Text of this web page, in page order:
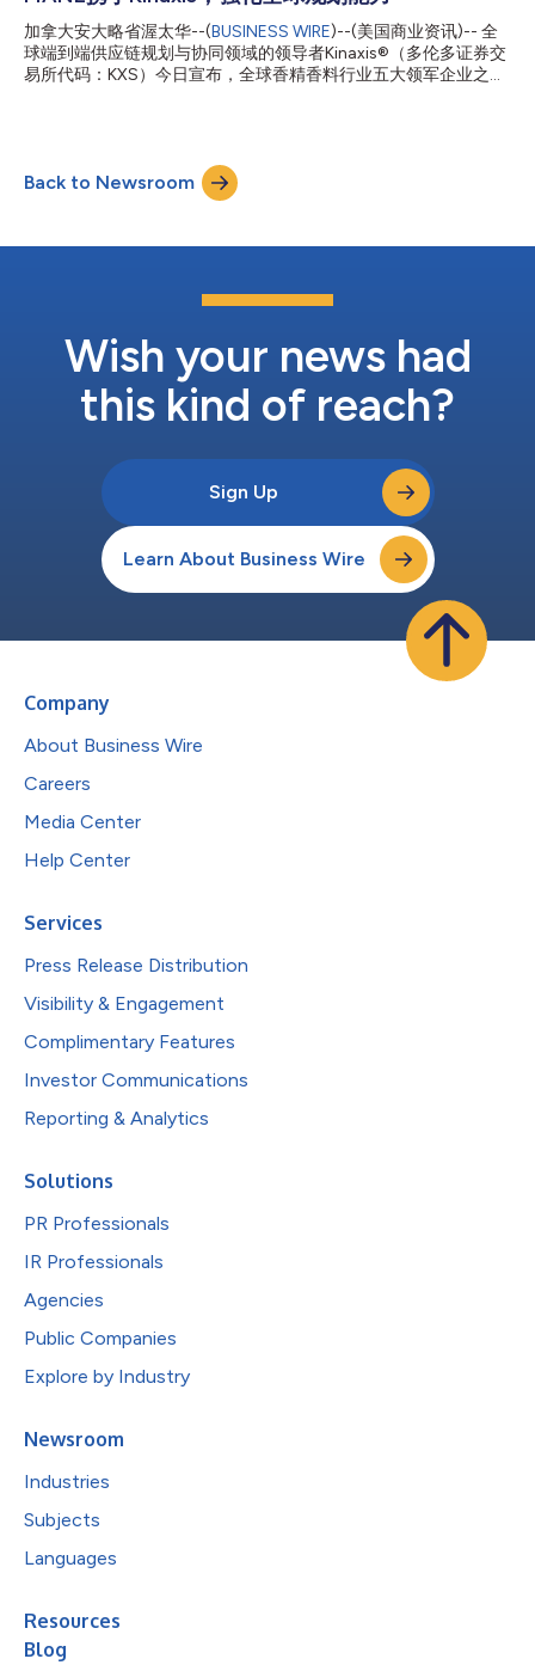
https://events.q4inc.com/attendee/854228135 （有效期为三个
月） 关于Kinaxis Kinaxis是现代供应链协调领域的领导者，为复杂
的全球供应链提供动力，并为管理供应链的人员提供支持。我们强
加拿大安大略省渥太华--(BUSINESS WIRE)--(美国商业资讯)-- 全
球端到端供应链规划与协同领域的领导者Kinaxis®（多伦多证券交
易所代码：KXS）今日宣布，全球香精香料行业五大领军企业之一
服务于国际市场客户。公司以创新能力、技术专长以及对可持续发
展的坚定承诺而著称。为支持持续增长，并应对全球运营复杂性不
断提升的挑战，MANE正投资打造更加互联、端到端的规划能力。
Maestro™平台。该平台凭借经实践验证的能力，能够以更高的速
营。不同于依赖静态数据和线性流程的传统系统，Maestro可帮助
团队即时洞察变化带来的影响，实时开展情景模拟，并更快速地作
Quinn表示：“Kinaxis提供了我们在加...
Back to Newsroom
Wish your news had
this kind of reach?
Sign Up
Learn About Business Wire
Company
About Business Wire
Careers
Media Center
Help Center
Services
Press Release Distribution
Visibility & Engagement
Complimentary Features
Investor Communications
Reporting & Analytics
Solutions
PR Professionals
IR Professionals
Agencies
Public Companies
Explore by Industry
Newsroom
Industries
Subjects
Languages
Resources
Blog